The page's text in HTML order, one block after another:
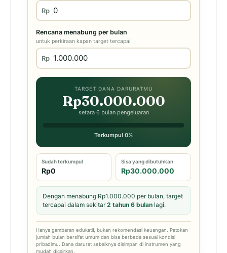
Rp
Rencana menabung per bulan
untuk perkiraan kapan target tercapai
Rp
TARGET DANA DARURATMU
Rp30.000.000
setara 6 bulan pengeluaran
Terkumpul 0%
Sudah terkumpul
Rp0
Sisa yang dibutuhkan
Rp30.000.000
Dengan menabung Rp1.000.000 per bulan, target
tercapai dalam sekitar2 tahun 6 bulan lagi.
Hanya gambaran edukatif, bukan rekomendasi keuangan. Patokan
jumlah bulan bersifat umum dan bisa berbeda sesuai kondisi
pribadimu. Dana darurat sebaiknya disimpan di instrumen yang
mudah dicairkan.